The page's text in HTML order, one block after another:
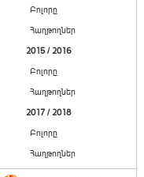
Բոլորը
Հաղթողներ
2015 / 2016
Բոլորը
Հաղթողներ
2017 / 2018
Բոլորը
Հաղթողներ